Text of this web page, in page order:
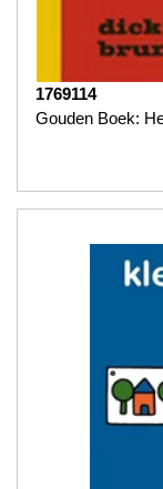
1769114
Gouden Boek: